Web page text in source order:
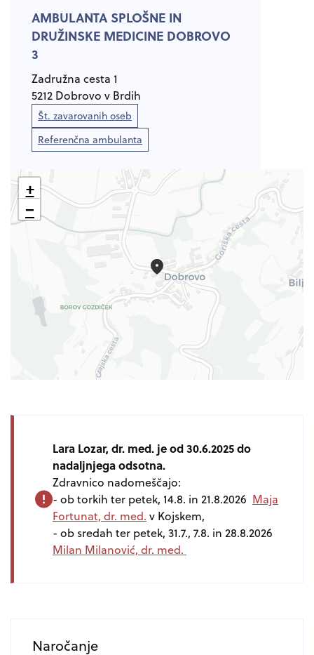
AMBULANTA SPLOŠNE IN
DRUŽINSKE MEDICINE DOBROVO
3
Zadružna cesta 1
5212 Dobrovo v Brdih
Datoteko tipa pdf
Št. zavarovanih oseb
odpira se v novem oknu
Referenčna ambulanta
+
−
Lara Lozar, dr. med. je od 30.6.2025 do
nadaljnjega odsotna.
Zdravnico nadomeščajo:
- ob torkih ter petek, 14.8. in 21.8.2026 Maja
Fortunat, dr. med. v Kojskem,
- ob sredah ter petek, 31.7., 7.8. in 28.8.2026
Milan Milanović, dr. med.
Naročanje